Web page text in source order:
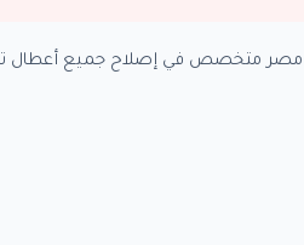
مصر متخصص في إصلاح جميع أعطال